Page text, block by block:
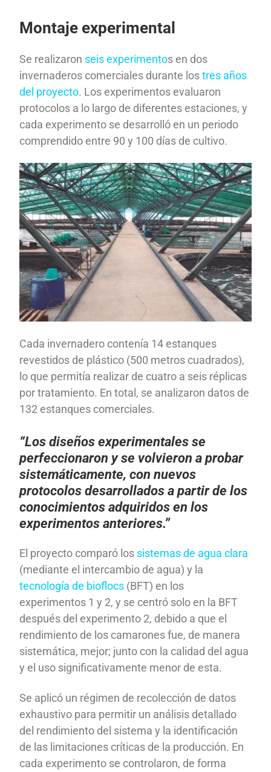
Montaje experimental
Se realizaron seis experimentos en dos
invernaderos comerciales durante lostres años
del proyecto. Los experimentos evaluaron
protocolos a lo largo de diferentes estaciones, y
cada experimento se desarrolló en un periodo
comprendido entre 90 y 100 días de cultivo.
Cada invernadero contenía 14 estanques
revestidos de plástico (500 metros cuadrados),
lo que permitía realizar de cuatro a seis réplicas
por tratamiento. En total, se analizaron datos de
132 estanques comerciales.
“Los diseños experimentales se
perfeccionaron y se volvieron a probar
sistemáticamente, con nuevos
protocolos desarrollados a partir de los
conocimientos adquiridos en los
experimentos anteriores.”
El proyecto comparó los sistemas de agua clara
(mediante el intercambio de agua) y la
tecnología de bioflocs (BFT) en los
experimentos 1 y 2, y se centró solo en la BFT
después del experimento 2, debido a que el
rendimiento de los camarones fue, de manera
sistemática, mejor; junto con la calidad del agua
y el uso significativamente menor de esta.
Se aplicó un régimen de recolección de datos
exhaustivo para permitir un análisis detallado
del rendimiento del sistema y la identificación
de las limitaciones críticas de la producción. En
cada experimento se controlaron, de forma